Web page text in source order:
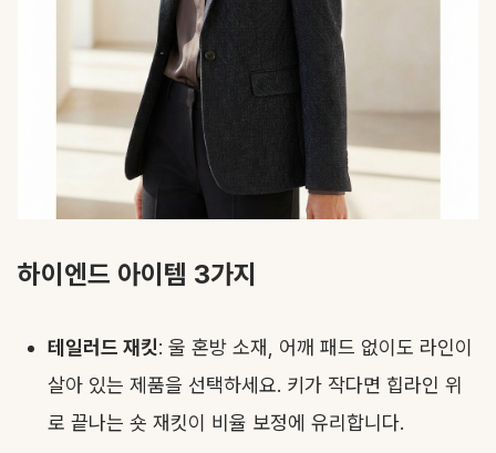
하이엔드 아이템 3가지
테일러드 재킷: 울 혼방 소재, 어깨 패드 없이도 라인이
살아 있는 제품을 선택하세요. 키가 작다면 힙라인 위
로 끝나는 숏 재킷이 비율 보정에 유리합니다.